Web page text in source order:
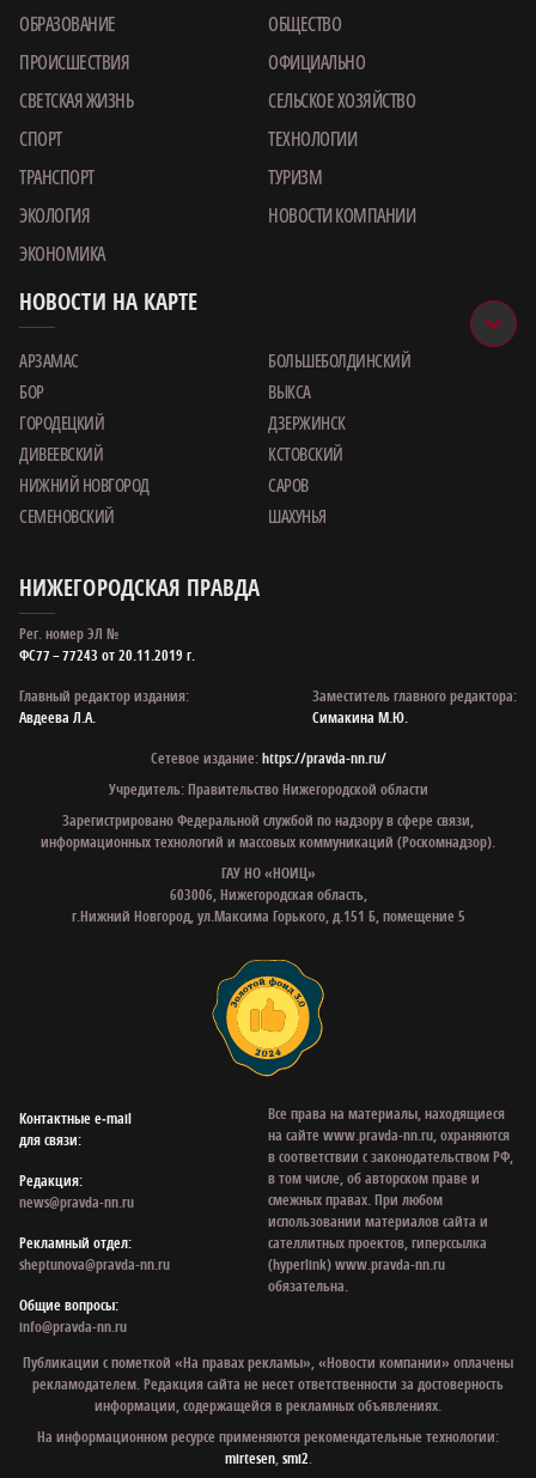
ОБРАЗОВАНИЕ
ОБЩЕСТВО
ПРОИСШЕСТВИЯ
ОФИЦИАЛЬНО
СВЕТСКАЯ ЖИЗНЬ
СЕЛЬСКОЕ ХОЗЯЙСТВО
СПОРТ
ТЕХНОЛОГИИ
ТРАНСПОРТ
ТУРИЗМ
ЭКОЛОГИЯ
НОВОСТИ КОМПАНИИ
ЭКОНОМИКА
НОВОСТИ НА КАРТЕ
АРЗАМАС
БОЛЬШЕБОЛДИНСКИЙ
БОР
ВЫКСА
ГОРОДЕЦКИЙ
ДЗЕРЖИНСК
ДИВЕЕВСКИЙ
КСТОВСКИЙ
НИЖНИЙ НОВГОРОД
САРОВ
СЕМЕНОВСКИЙ
ШАХУНЬЯ
НИЖЕГОРОДСКАЯ ПРАВДА
Рег. номер ЭЛ №
ФС77 – 77243 от 20.11.2019 г.
Главный редактор издания:
Авдеева Л.А.
Заместитель главного редактора:
Симакина М.Ю.
Сетевое издание:https://pravda-nn.ru/
Учредитель: Правительство Нижегородской области
Зарегистрировано Федеральной службой по надзору в сфере связи,
информационных технологий и массовых коммуникаций (Роскомнадзор).
ГАУ НО «НОИЦ»
603006, Нижегородская область,
г.Нижний Новгород, ул.Максима Горького, д.151 Б, помещение 5
Контактные e‑mail
для связи:
Редакция:
news@pravda-nn.ru
Рекламный отдел:
sheptunova@pravda-nn.ru
Общие вопросы:
info@pravda-nn.ru
Все права на материалы, находящиеся
на сайте www.pravda-nn.ru, охраняются
в соответствии с законодательством РФ,
в том числе, об авторском праве и
смежных правах. При любом
использовании материалов сайта и
сателлитных проектов, гиперссылка
(hyperlink) www.pravda-nn.ru
обязательна.
Публикации с пометкой «На правах рекламы», «Новости компании» оплачены
рекламодателем. Редакция сайта не несет ответственности за достоверность
информации, содержащейся в рекламных объявлениях.
На информационном ресурсе применяются рекомендательные технологии:
mirtesen,smi2.